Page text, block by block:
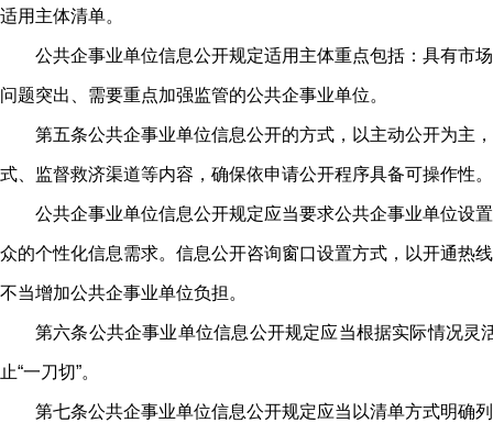
适用主体清单。
公共企事业单位信息公开规定适用主体重点包括：具有市
问题突出、需要重点加强监管的公共企事业单位。
第五条公共企事业单位信息公开的方式，以主动公开为主
式、监督救济渠道等内容，确保依申请公开程序具备可操作性。
公共企事业单位信息公开规定应当要求公共企事业单位设
众的个性化信息需求。信息公开咨询窗口设置方式，以开通热
不当增加公共企事业单位负担。
第六条公共企事业单位信息公开规定应当根据实际情况
止“一刀切”。
第七条公共企事业单位信息公开规定应当以清单方式明确